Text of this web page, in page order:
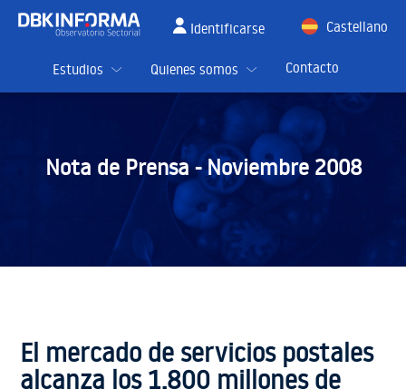
Identificarse
Castellano
Estudios
Quienes somos Contacto
Nota de Prensa -Noviembre 2008
El mercado de servicios postales
alcanza los 1.800 millones de